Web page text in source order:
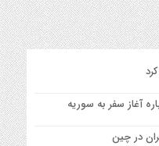
آغاز سفر به سوریه
در چین